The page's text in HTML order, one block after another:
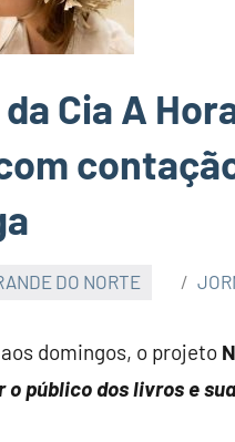
Cia A
DO NORTE
domingos, o projeto
o público dos livros e